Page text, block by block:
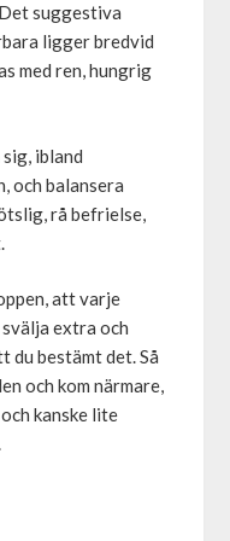
suggestiva
ligger bredvid
med ren, hungrig
ibland
och balansera
rå befrielse,
att varje
extra och
du bestämt det. Så
och kom närmare,
kanske lite